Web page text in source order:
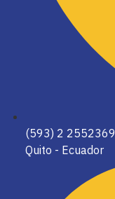
(593) 2 2552369
Quito - Ecuador